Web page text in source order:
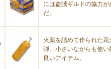
には盗賊ギルドの協力が
だ。
火薬を詰めて作られた花
弾。小さいながらも使い
良いアイテム。